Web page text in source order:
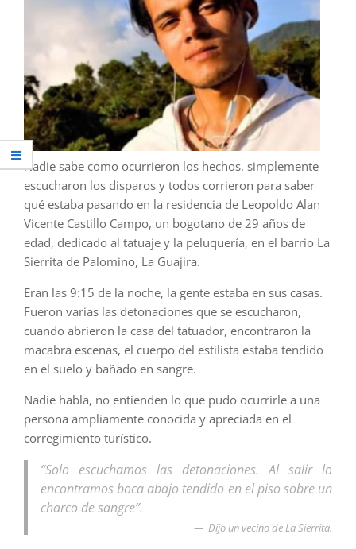
Nadie sabe como ocurrieron los hechos, simplemente
escucharon los disparos y todos corrieron para saber
qué estaba pasando en la residencia de Leopoldo Alan
Vicente Castillo Campo, un bogotano de 29 años de
edad, dedicado al tatuaje y la peluquería, en el barrio La
Sierrita de Palomino, La Guajira.
Eran las 9:15 de la noche, la gente estaba en sus casas.
Fueron varias las detonaciones que se escucharon,
cuando abrieron la casa del tatuador, encontraron la
macabra escenas, el cuerpo del estilista estaba tendido
en el suelo y bañado en sangre.
Nadie habla, no entienden lo que pudo ocurrirle a una
persona ampliamente conocida y apreciada en el
corregimiento turístico.
“Solo escuchamos las detonaciones. Al salir lo
encontramos boca abajo tendido en el piso sobre un
charco de sangre”.
Dijo un vecino de La Sierrita.